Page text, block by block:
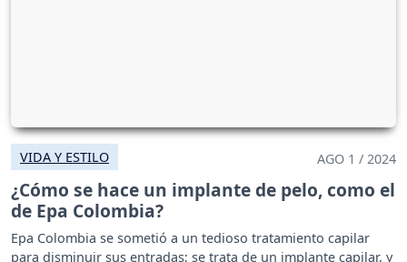
VIDA Y ESTILO AGO 1 / 2024
¿Cómo se hace un implante de pelo, como el
de Epa Colombia?
Epa Colombia se sometió a un tedioso tratamiento capilar
para disminuir sus entradas; se trata de un implante capilar, y